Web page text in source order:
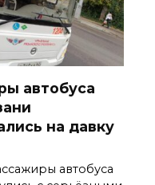
автобуса
на давку
автобуса